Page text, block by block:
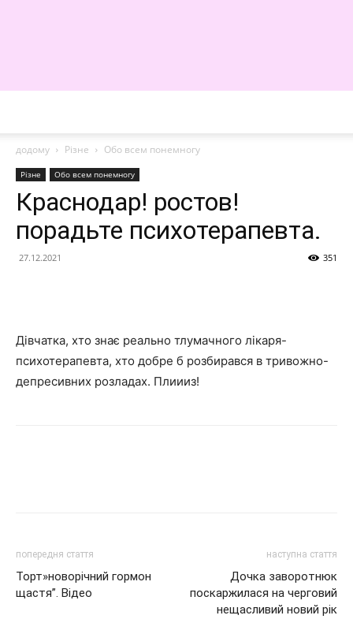
додому
Різне Обо всем понемногу
Різне Обо всем понемногу
Краснодар! ростов!
порадьте психотерапевта.
27.12.2021 351
Дівчатка, хто знає реально тлумачного лікаря-
психотерапевта, хто добре б розбирався в тривожно-
депресивних розладах. Плиииз!
попередня стаття
Торт»новорічний гормон
щастя”. Відео
наступна стаття
Дочка заворотнюк
поскаржилася на черговий
нещасливий новий рік